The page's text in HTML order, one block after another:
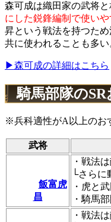
森可成は織田家の武将と
にした鋭鋒編制で使いや
昇という戦法を持つた
共に使われることも多い
▶森可成の詳細はこちら
騎馬部隊の
※兵科適性がA以上のお
武将
飯富虎
昌
・戦法
└さらに
・虎と
・騎馬
・戦法